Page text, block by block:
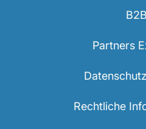
B2B
Partners
Rechtliche